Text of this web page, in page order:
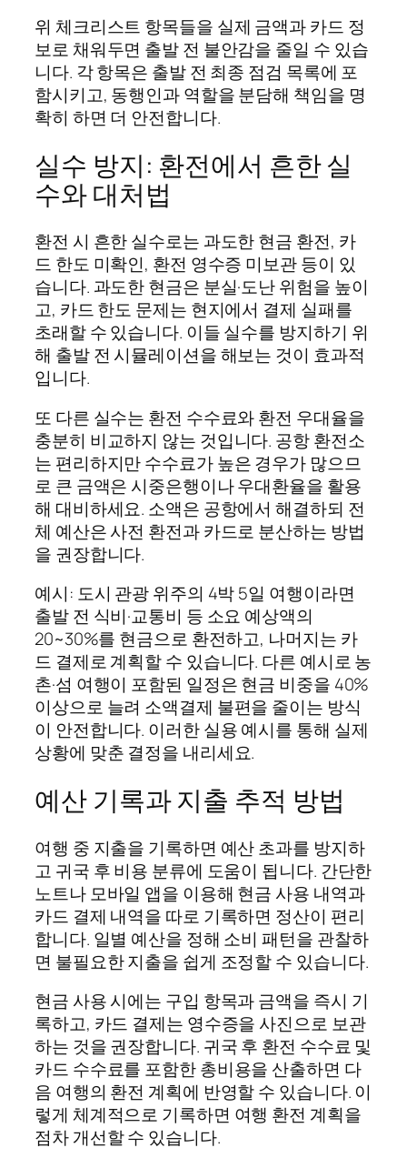
위 체크리스트 항목들을 실제 금액과 카드 정
보로 채워두면 출발 전 불안감을 줄일 수 있습
니다. 각 항목은 출발 전 최종 점검 목록에 포
함시키고, 동행인과 역할을 분담해 책임을 명
확히 하면 더 안전합니다.
실수 방지: 환전에서 흔한 실
수와 대처법
환전 시 흔한 실수로는 과도한 현금 환전, 카
드 한도 미확인, 환전 영수증 미보관 등이 있
습니다. 과도한 현금은 분실·도난 위험을 높이
고, 카드 한도 문제는 현지에서 결제 실패를
초래할 수 있습니다. 이들 실수를 방지하기 위
해 출발 전 시뮬레이션을 해보는 것이 효과적
입니다.
또 다른 실수는 환전 수수료와 환전 우대율을
충분히 비교하지 않는 것입니다. 공항 환전소
는 편리하지만 수수료가 높은 경우가 많으므
로 큰 금액은 시중은행이나 우대환율을 활용
해 대비하세요. 소액은 공항에서 해결하되 전
체 예산은 사전 환전과 카드로 분산하는 방법
을 권장합니다.
예시: 도시 관광 위주의 4박 5일 여행이라면
출발 전 식비·교통비 등 소요 예상액의
20~30%를 현금으로 환전하고, 나머지는 카
드 결제로 계획할 수 있습니다. 다른 예시로 농
촌·섬 여행이 포함된 일정은 현금 비중을 40%
이상으로 늘려 소액결제 불편을 줄이는 방식
이 안전합니다. 이러한 실용 예시를 통해 실제
상황에 맞춘 결정을 내리세요.
예산 기록과 지출 추적 방법
여행 중 지출을 기록하면 예산 초과를 방지하
고 귀국 후 비용 분류에 도움이 됩니다. 간단한
노트나 모바일 앱을 이용해 현금 사용 내역과
카드 결제 내역을 따로 기록하면 정산이 편리
합니다. 일별 예산을 정해 소비 패턴을 관찰하
면 불필요한 지출을 쉽게 조정할 수 있습니다.
현금 사용 시에는 구입 항목과 금액을 즉시 기
록하고, 카드 결제는 영수증을 사진으로 보관
하는 것을 권장합니다. 귀국 후 환전 수수료 및
카드 수수료를 포함한 총비용을 산출하면 다
음 여행의 환전 계획에 반영할 수 있습니다. 이
렇게 체계적으로 기록하면 여행 환전 계획을
점차 개선할 수 있습니다.